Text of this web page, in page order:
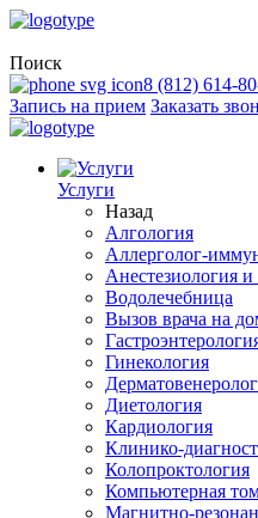
Поиск
8 (812) 614-
Запись на прием Заказать
Услуги
Назад
Алгология
Аллерголог-
Анестезиология
Водолечебница
Вызов врача на
Гинекология
Диетология
Кардиология
Клинико-
Колопроктология
Компьютерная
Магнитно-